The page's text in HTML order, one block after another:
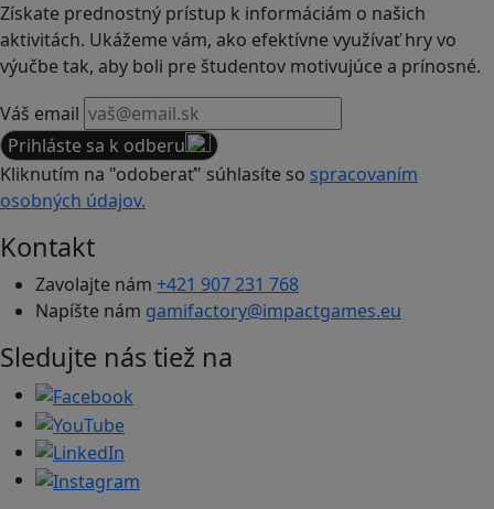
Získate prednostný prístup k informáciám o našich
aktivitách. Ukážeme vám, ako efektívne využívať hry vo
výučbe tak, aby boli pre študentov motivujúce a prínosné.
Váš email
Prihláste sa k odberu
Kliknutím na "odoberať" súhlasíte so spracovaním
osobných údajov.
Kontakt
Zavolajte nám +421 907 231 768
Napíšte nám gamifactory@impactgames.eu
Sledujte nás tiež na